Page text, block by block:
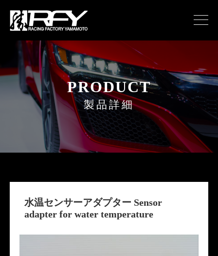
PRODUCT
製品詳細
水温センサーアダプター Sensor
adapter for water temperature